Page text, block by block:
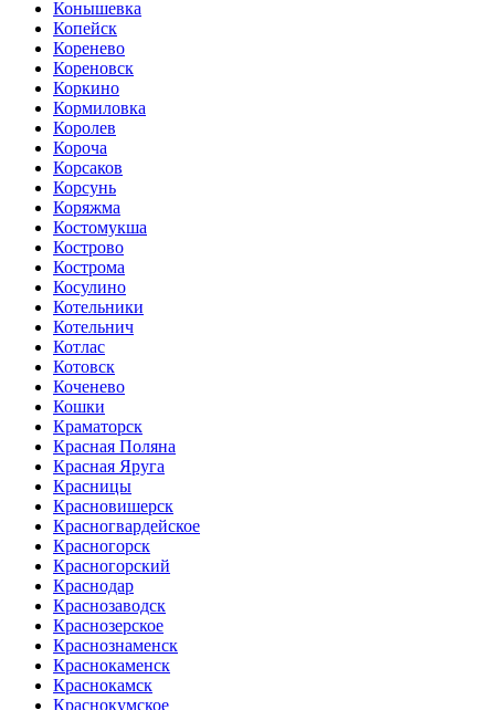
Конышевка
Копейск
Коренево
Кореновск
Коркино
Кормиловка
Королев
Короча
Корсаков
Корсунь
Коряжма
Костомукша
Кострово
Кострома
Косулино
Котельники
Котельнич
Котлас
Котовск
Коченево
Кошки
Краматорск
Красная Поляна
Красная Яруга
Красницы
Красновишерск
Красногвардейское
Красногорск
Красногорский
Краснодар
Краснозаводск
Краснозерское
Краснознаменск
Краснокаменск
Краснокамск
Краснокумское